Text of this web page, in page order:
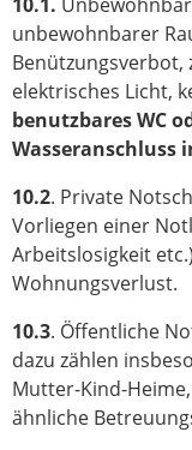
unbewohnbarer
Benützungsverbot,
elektrisches Licht,
benutzbares WC
Wasseranschluss
10.2. Private
Vorliegen einer
Arbeitslosigkeit
Wohnungsverlust.
10.3. Öffentliche
dazu zählen
Mutter-Kind-
ähnliche